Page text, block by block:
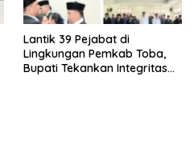
Lantik 39 Pejabat di
Lingkungan Pemkab Toba,
Bupati Tekankan Integritas